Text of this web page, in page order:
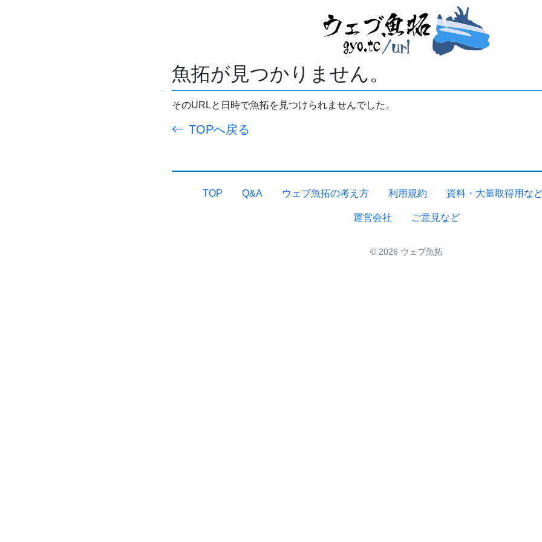
魚拓が見つかりません。
そのURLと日時で魚拓を見つけられませんでした。
TOPへ戻る
TOP Q&A ウェブ魚拓の考え方 利用規約 資料・大量取得用な
運営会社 ご意見など
© 2026 ウェブ魚拓